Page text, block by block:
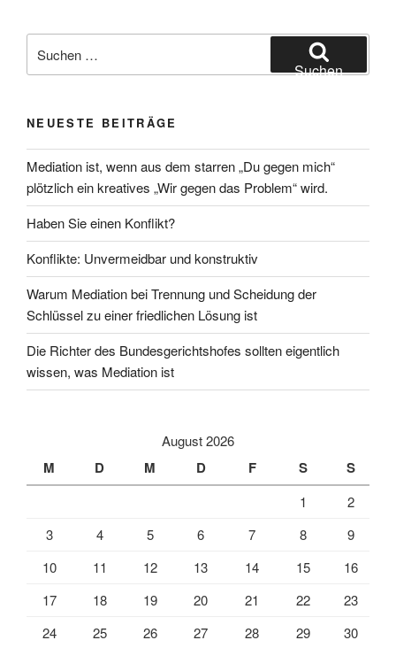
nach:
Suchen
NEUESTE BEITRÄGE
Mediation ist, wenn aus dem starren „Du gegen mich“
plötzlich ein kreatives „Wir gegen das Problem“ wird.
Haben Sie einen Konflikt?
Konflikte: Unvermeidbar und konstruktiv
Warum Mediation bei Trennung und Scheidung der
Schlüssel zu einer friedlichen Lösung ist
Die Richter des Bundesgerichtshofes sollten eigentlich
wissen, was Mediation ist
August 2026
M D M D F S S
1
2
3
4 5 6 7 8
9
10
11 12 13 14 15
16
17
18 19 20 21 22
23
24
25 26 27 28 29
30